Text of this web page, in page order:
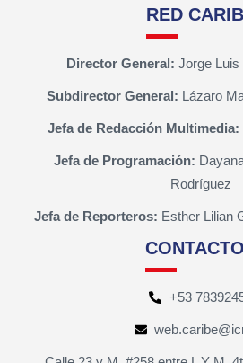
RED
Director General: Jorge
Subdirector General: Lázaro
Jefa de Redacción Multimedia:
Jefa de Programación:
Rodríguez
Jefa de Reporteros: Esther Lilian
+53